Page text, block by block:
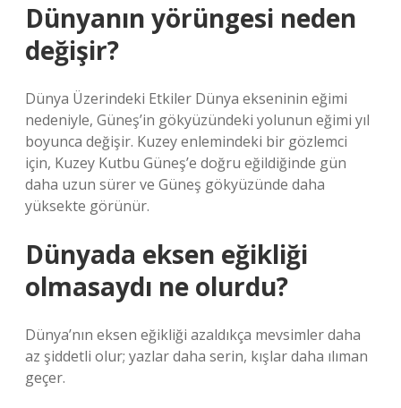
Dünyanın yörüngesi neden
değişir?
Dünya Üzerindeki Etkiler Dünya ekseninin eğimi
nedeniyle, Güneş’in gökyüzündeki yolunun eğimi yıl
boyunca değişir. Kuzey enlemindeki bir gözlemci
için, Kuzey Kutbu Güneş’e doğru eğildiğinde gün
daha uzun sürer ve Güneş gökyüzünde daha
yüksekte görünür.
Dünyada eksen eğikliği
olmasaydı ne olurdu?
Dünya’nın eksen eğikliği azaldıkça mevsimler daha
az şiddetli olur; yazlar daha serin, kışlar daha ılıman
geçer.